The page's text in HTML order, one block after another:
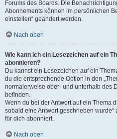
Forums des Boards. Die
Abonnements können im persönlichen
einstellen“ geändert werden.
Nach oben
Wie kann ich ein Lesezeichen auf ein
abonnieren?
Du kannst ein Lesezeichen auf ein
du die entsprechende Option in den
normalerweise ober- und unterhalb des
befinden.
Wenn du bei der Antwort auf ein Thema
sobald eine Antwort geschrieben
für dich abonniert.
Nach oben